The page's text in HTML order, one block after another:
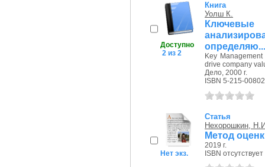
Доступно
2 из 2
Книга
Уолш К.
Key
drive company
Дело, 2000 г.
ISBN 5-215-
Нет экз.
Статья
Нехорошкин,
Метод
2019 г.
ISBN отсутствует